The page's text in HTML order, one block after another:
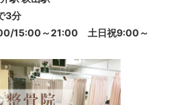
3分
15:00～21:00 土日祝9:00～